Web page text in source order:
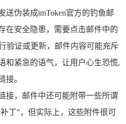
送伪装成imToken官方的钓鱼邮
在安全隐患，需要点击邮件中的
验证或更新，邮件内容可能充斥
和紧急的语气，让用户心生恐慌,
接。
接，邮件中还可能附带一些所谓
丁”，但实际上，这些附件很可